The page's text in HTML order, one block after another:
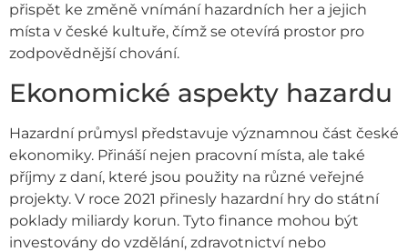
přispět ke změně vnímání hazardních her a jejich
místa v české kultuře, čímž se otevírá prostor pro
zodpovědnější chování.
Ekonomické aspekty hazardu
Hazardní průmysl představuje významnou část české
ekonomiky. Přináší nejen pracovní místa, ale také
příjmy z daní, které jsou použity na různé veřejné
projekty. V roce 2021 přinesly hazardní hry do státní
poklady miliardy korun. Tyto finance mohou být
investovány do vzdělání, zdravotnictví nebo